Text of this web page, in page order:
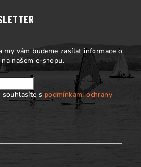
my vám budeme zasílat informace o
našem e-shopu.
s podmínkami ochrany